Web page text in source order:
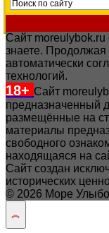
Сайт moreulybok.ru
знаете.
автоматически
технологий.
18+ Сайт
предназначенный
размещённые на
материалы
свободного
находящаяся на
Сайт создан
исторических
© 2026 Море